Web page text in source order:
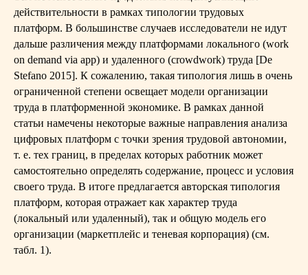
действительности в рамках типологии трудовых
платформ. В большинстве случаев исследователи не идут
дальше различения между платформами локального (work
on demand via app) и удаленного (crowdwork) труда [De
Stefano 2015]. К сожалению, такая типология лишь в очень
ограниченной степени освещает модели организации
труда в платформенной экономике. В рамках данной
статьи намечены некоторые важные направления анализа
цифровых платформ с точки зрения трудовой автономии,
т. е. тех границ, в пределах которых работник может
самостоятельно определять содержание, процесс и условия
своего труда. В итоге предлагается авторская типология
платформ, которая отражает как характер труда
(локальный или удаленный), так и общую модель его
организации (маркетплейс и теневая корпорация) (см.
табл. 1).